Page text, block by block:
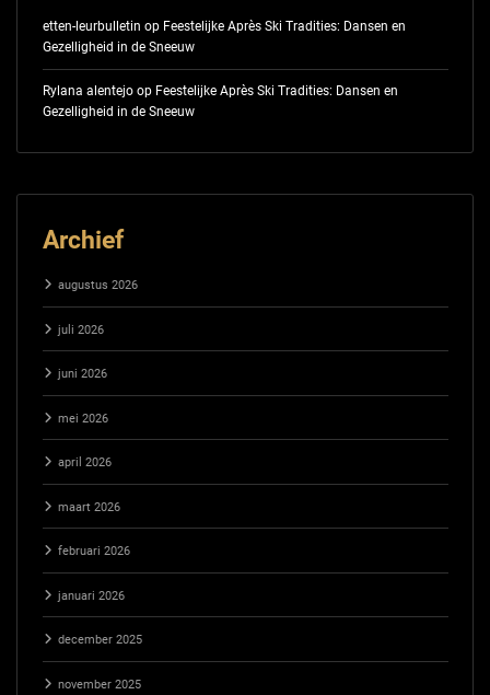
etten-leurbulletin op Feestelijke Après Ski Tradities: Dansen en
Gezelligheid in de Sneeuw
Rylana alentejoop Feestelijke Après Ski Tradities: Dansen en
Gezelligheid in de Sneeuw
Archief
augustus 2026
juli 2026
juni 2026
mei 2026
april 2026
maart 2026
februari 2026
januari 2026
december 2025
november 2025